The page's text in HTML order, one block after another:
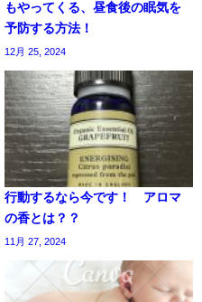
もやってくる、昼食後の眠気を
予防する方法！
12月 25, 2024
行動するなら今です！ アロマ
の香とは？？
11月 27, 2024